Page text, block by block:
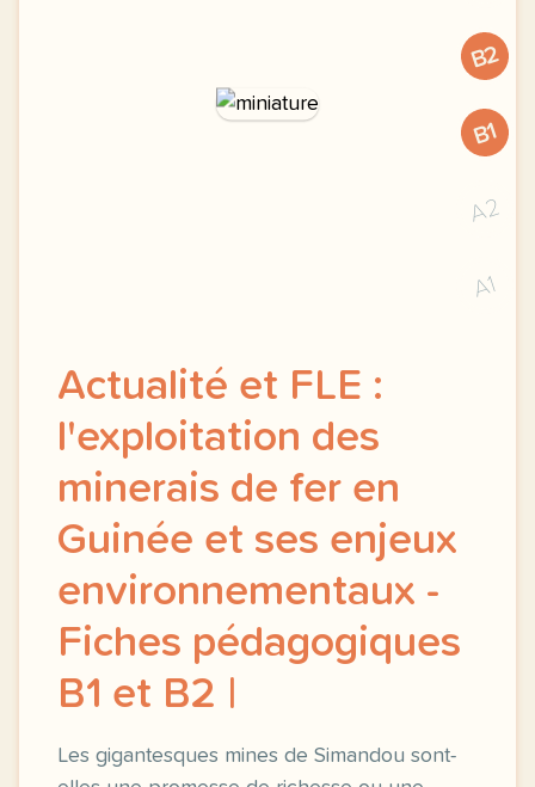
B2
B1
A2
A1
Actualité et FLE :
l'exploitation des
minerais de fer en
Guinée et ses enjeux
environnementaux -
Fiches pédagogiques
B1 et B2 |
Les gigantesques mines de Simandou sont-